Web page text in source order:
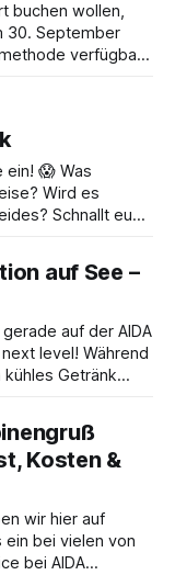
buchen wollen,
30. September
verfügbar.
das konkret
getroffen?
ein! 😱 Was
Wird es
Schnallt euch
schnell buchen
auf See –
auf der AIDA
level! Während
Getränk
und
Kosten &
wir hier auf
bei vielen von
bei AIDA